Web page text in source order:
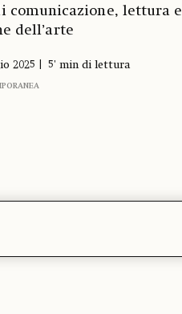
comunicazione, lettura e
dell’arte
2025 5' min di lettura